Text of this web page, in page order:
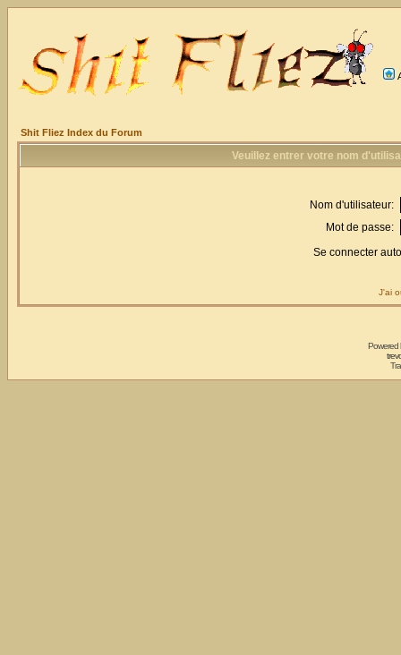
Shit Fliez Index du Forum
Veuillez entrer votre nom
Nom d'utilisateur:
Mot de passe:
Se connecter
J'ai
Powered